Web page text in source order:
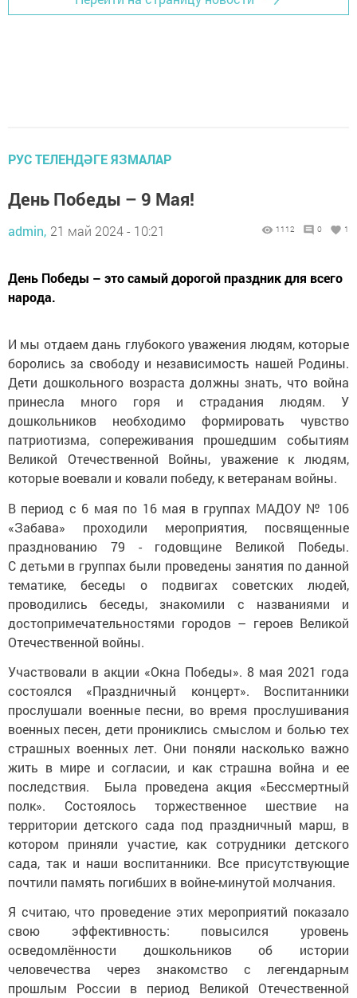
РУС ТЕЛЕНДӘГЕ ЯЗМАЛАР
День Победы – 9 Мая!
admin, 21 май 2024 - 10:21 1112 0 1
День Победы – это самый дорогой праздник для всего
народа.
И мы отдаем дань глубокого уважения людям, которые
боролись за свободу и независимость нашей Родины.
Дети дошкольного возраста должны знать, что война
принесла много горя и страдания людям. У
дошкольников необходимо формировать чувство
патриотизма, сопереживания прошедшим событиям
Великой Отечественной Войны, уважение к людям,
которые воевали и ковали победу, к ветеранам войны.
В период с 6 мая по 16 мая в группах МАДОУ № 106
«Забава» проходили мероприятия, посвященные
празднованию 79 - годовщине Великой Победы.
С детьми в группах были проведены занятия по данной
тематике, беседы о подвигах советских людей,
проводились беседы, знакомили с названиями и
достопримечательностями городов – героев Великой
Отечественной войны.
Участвовали в акции «Окна Победы». 8 мая 2021 года
состоялся «Праздничный концерт». Воспитанники
прослушали военные песни, во время прослушивания
военных песен, дети прониклись смыслом и болью тех
страшных военных лет. Они поняли насколько важно
жить в мире и согласии, и как страшна война и ее
последствия. Была проведена акция «Бессмертный
полк». Состоялось торжественное шествие на
территории детского сада под праздничный марш, в
котором приняли участие, как сотрудники детского
сада, так и наши воспитанники. Все присутствующие
почтили память погибших в войне-минутой молчания.
Я считаю, что проведение этих мероприятий показало
свою эффективность: повысился уровень
осведомлённости дошкольников об истории
человечества через знакомство с легендарным
прошлым России в период Великой Отечественной